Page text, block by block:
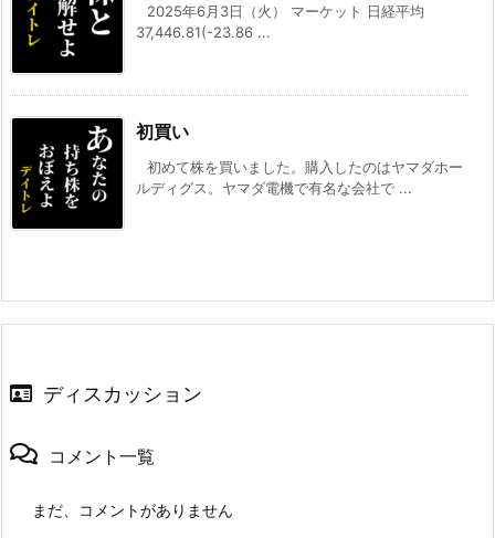
2025年6月3日（火） マーケット 日経平均
37,446.81(-23.86 ...
初買い
初めて株を買いました。購入したのはヤマダホー
ルディグス。ヤマダ電機で有名な会社で ...
ディスカッション
コメント一覧
まだ、コメントがありません